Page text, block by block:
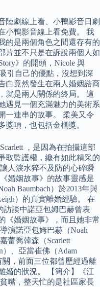
陸劇線上看、小鴨影音日劇
小鴨影音線上看免費。 我
的是兩個角色之間還存有的
片並不只是在訴說兩個人如
》的開頭，Nicole 與
引自己的優點，沒想到深
白竟然發生在兩人婚姻諮商
就是兩人關係的終局。 這
遇見一個充滿魅力的美術系
一連串的故事。 柔美又令
獎項，也包括金櫚獎。
，是因為在拍攝這部
取監護權，纔有如此精采的
人淚水猝不及防的心碎瞬
婚姻故事》的故事靈感是
Baumbach）於2013年與
）的真實離婚經驗。 在
訪談中諾亞包姆巴赫曾表
《婚姻故事》，而且她非常
演諾亞包姆巴赫（Noah
蕾喬韓森（Scarlett
）、亞當崔佛（Adam
，前面三位都曾歷經過離
婚的狀況。 【簡介】《江
嘴，整天忙的是社區家長